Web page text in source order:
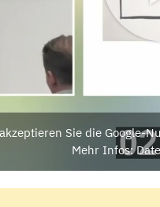
Sie die Google-
Mehr Infos: